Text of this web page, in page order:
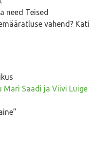
need Teised
vahend? Kati
Mari Saadi ja Viivi Luige